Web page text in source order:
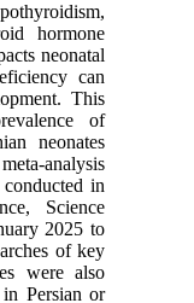
hormone
neonatal
can
This
of
neonates
analysis.
conducted in
Science
2025 to
of key
were also
in Persian or